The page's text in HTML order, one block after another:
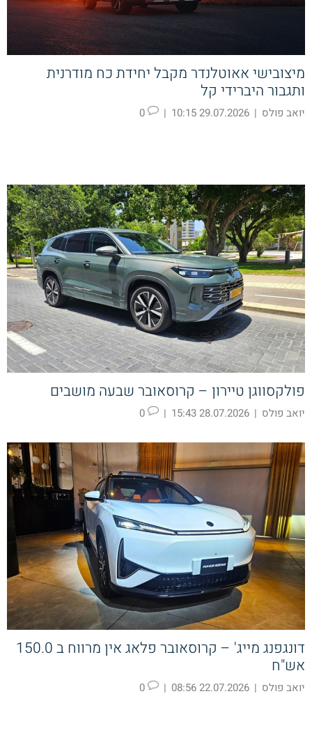
מיצובישי אאוטלנדר מקבל יחידת כח מודרנית
ותגבור היברידי קל
יואב פולס |
29.07.2026 10:15
|
פולקסווגן טיירון – קרוסאובר שבעה מושבים
יואב פולס |
28.07.2026 15:43
|
דונגפנג מייג' – קרוסאובר פלאג אין מרווח ב 150.0
אש"ח
יואב פולס |
22.07.2026 08:56
|